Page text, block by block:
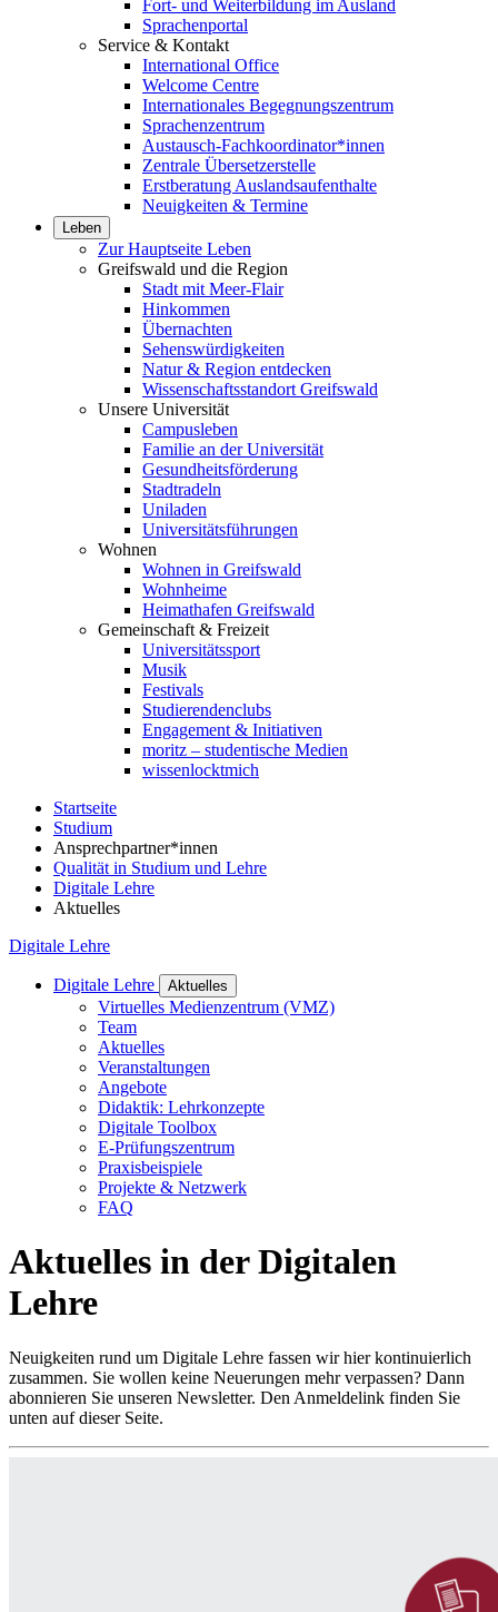
Fort- und Weiterbildung im Ausland
Sprachenportal
Service & Kontakt
International Office
Welcome Centre
Internationales Begegnungszentrum
Sprachenzentrum
Austausch-Fachkoordinator*innen
Zentrale Übersetzerstelle
Erstberatung Auslandsaufenthalte
Neuigkeiten & Termine
Leben
Zur Hauptseite Leben
Greifswald und die Region
Stadt mit Meer-Flair
Hinkommen
Übernachten
Sehenswürdigkeiten
Natur & Region entdecken
Wissenschaftsstandort Greifswald
Unsere Universität
Campusleben
Familie an der Universität
Gesundheitsförderung
Stadtradeln
Uniladen
Universitätsführungen
Wohnen
Wohnen in Greifswald
Wohnheime
Heimathafen Greifswald
Gemeinschaft & Freizeit
Universitätssport
Musik
Festivals
Studierendenclubs
Engagement & Initiativen
moritz – studentische Medien
wissenlocktmich
Startseite
Studium
Ansprechpartner*innen
Qualität in Studium und Lehre
Digitale Lehre
Aktuelles
Digitale Lehre
Digitale Lehre Aktuelles
Virtuelles Medienzentrum (VMZ)
Team
Aktuelles
Veranstaltungen
Angebote
Didaktik: Lehrkonzepte
Digitale Toolbox
E-Prüfungszentrum
Praxisbeispiele
Projekte & Netzwerk
FAQ
Aktuelles in der Digitalen
Lehre
Neuigkeiten rund um Digitale Lehre fassen wir hier kontinuierlich
zusammen. Sie wollen keine Neuerungen mehr verpassen? Dann
abonnieren Sie unseren Newsletter. Den Anmeldelink finden Sie
unten auf dieser Seite.